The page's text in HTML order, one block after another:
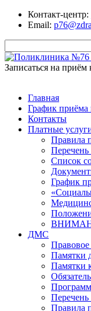
Контакт-центр:
Email:
Записаться на
Главная
График приёма
Контакты
Платные
Правила
Перечень
Список
График
ДМС
Памятки
Памятки
Правила